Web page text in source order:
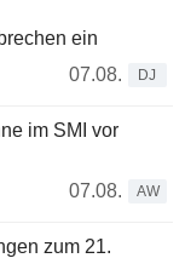
ein
07.08.
DJ
im SMI vor
07.08.
AW
zum 21.